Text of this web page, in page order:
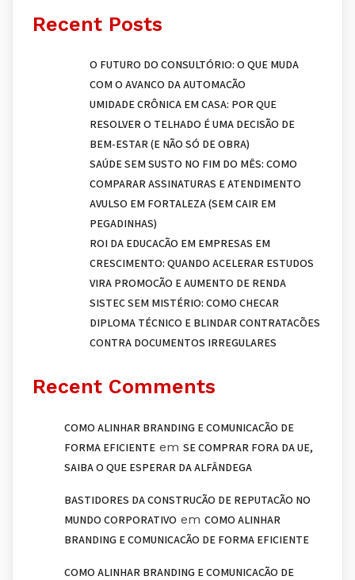
Recent Posts
O FUTURO DO CONSULTÓRIO: O QUE MUDA
COM O AVANÇO DA AUTOMAÇÃO
UMIDADE CRÔNICA EM CASA: POR QUE
RESOLVER O TELHADO É UMA DECISÃO DE
BEM-ESTAR (E NÃO SÓ DE OBRA)
SAÚDE SEM SUSTO NO FIM DO MÊS: COMO
COMPARAR ASSINATURAS E ATENDIMENTO
AVULSO EM FORTALEZA (SEM CAIR EM
PEGADINHAS)
ROI DA EDUCAÇÃO EM EMPRESAS EM
CRESCIMENTO: QUANDO ACELERAR ESTUDOS
VIRA PROMOÇÃO E AUMENTO DE RENDA
SISTEC SEM MISTÉRIO: COMO CHECAR
DIPLOMA TÉCNICO E BLINDAR CONTRATAÇÕES
CONTRA DOCUMENTOS IRREGULARES
Recent Comments
COMO ALINHAR BRANDING E COMUNICAÇÃO DE
FORMA EFICIENTE em SE COMPRAR FORA DA UE,
SAIBA O QUE ESPERAR DA ALFÂNDEGA
BASTIDORES DA CONSTRUÇÃO DE REPUTAÇÃO NO
MUNDO CORPORATIVO em COMO ALINHAR
BRANDING E COMUNICAÇÃO DE FORMA EFICIENTE
COMO ALINHAR BRANDING E COMUNICAÇÃO DE